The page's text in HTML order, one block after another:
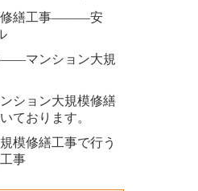
修繕工事―――安
――マンション大規
ション大規模修繕
ております。
模修繕工事で行う
事